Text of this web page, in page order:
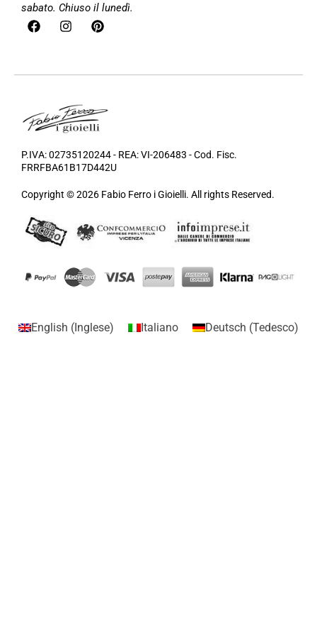
sabato. Chiuso il lunedì.
P.IVA: 02735120244 - REA: VI-206483 - Cod. Fisc.
FRRFBA61B17D442U
Copyright © 2026 Fabio Ferro i Gioielli. All rights Reserved.
English (Inglese) Italiano Deutsch (Tedesco)